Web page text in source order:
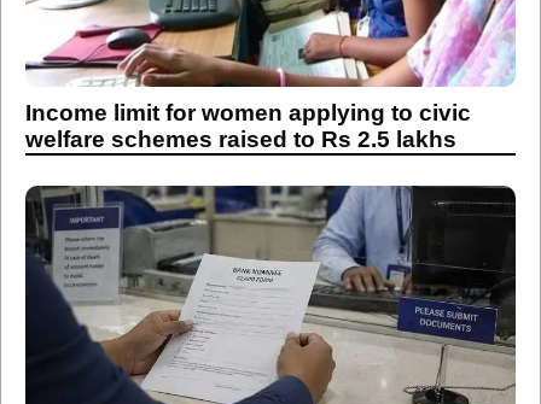
Income limit for women applying to civic
welfare schemes raised to Rs 2.5 lakhs